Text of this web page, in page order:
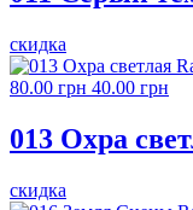
скидка
80.00 грн 40.00 грн
013 Охра
скидка